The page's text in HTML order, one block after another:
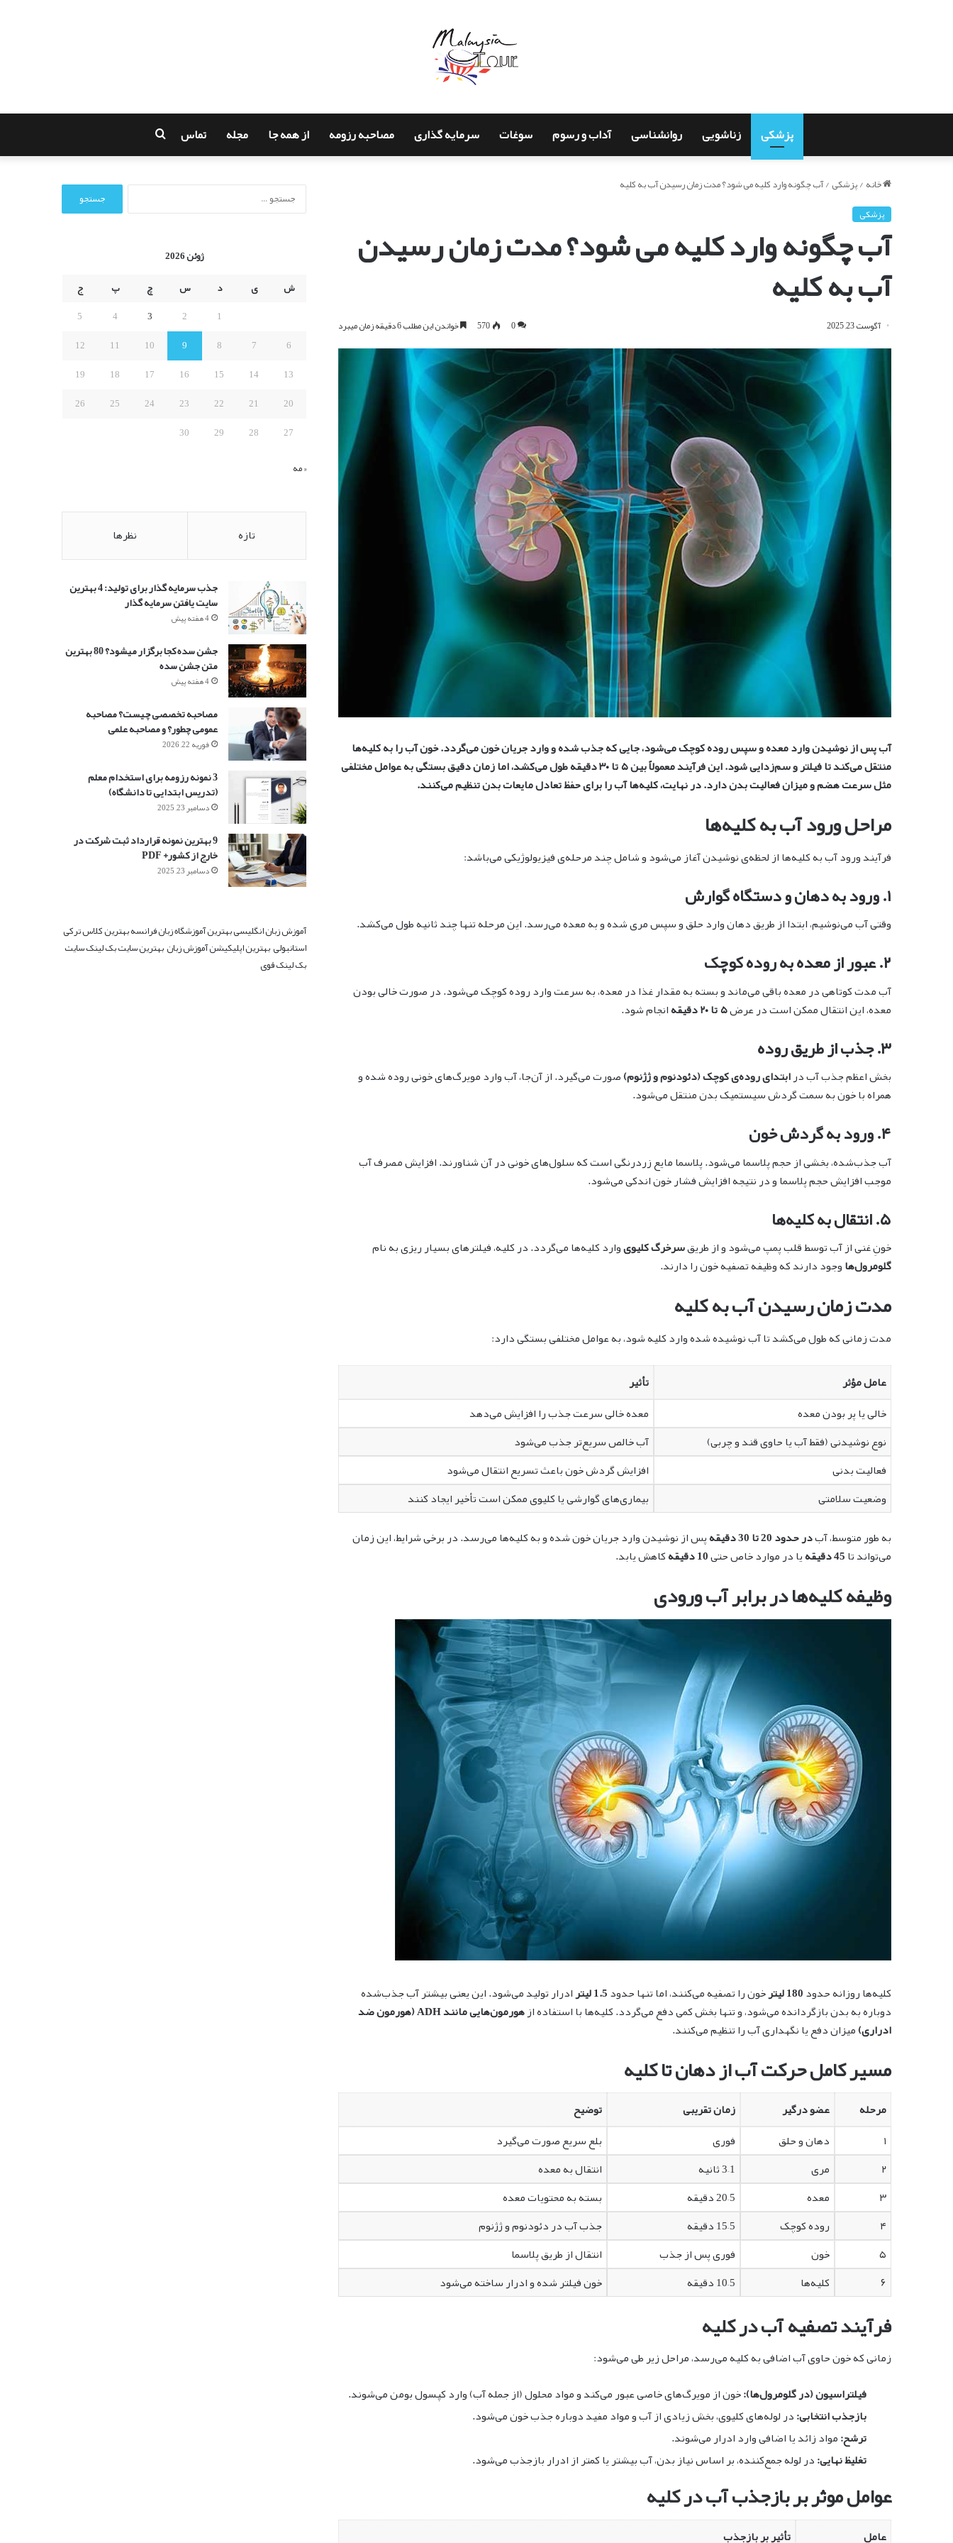
پزشکی زناشویی روانشناسی آداب و رسوم سوغات سرمایه گذاری مصاحبه رزومه از همه جا مجله تماس
خانه/پزشکی/آب چگونه وارد کلیه می شود؟ مدت زمان رسیدن آب به کلیه
پزشکی
آب چگونه وارد کلیه می شود؟ مدت زمان رسیدن
آب به کلیه
آگوست 23, 2025 0
570 خواندن این مطلب 6 دقیقه زمان میبرد
آب پس از نوشیدن وارد معده و سپس روده کوچک می‌شود، جایی که جذب شده و وارد جریان خون می‌گردد. خون آب را به کلیه‌ها
منتقل می‌کند تا فیلتر و سم‌زدایی شود. این فرآیند معمولاً بین ۵ تا ۳۰ دقیقه طول می‌کشد، اما زمان دقیق بستگی به عوامل مختلفی
مثل سرعت هضم و میزان فعالیت بدن دارد. در نهایت، کلیه‌ها آب را برای حفظ تعادل مایعات بدن تنظیم می‌کنند.
مراحل ورود آب به کلیه‌ها
فرآیند ورود آب به کلیه‌ها از لحظه‌ی نوشیدن آغاز می‌شود و شامل چند مرحله‌ی فیزیولوژیکی می‌باشد:
۱. ورود به دهان و دستگاه گوارش
وقتی آب می‌نوشیم، ابتدا از طریق دهان وارد حلق و سپس مری شده و به معده می‌رسد. این مرحله تنها چند ثانیه طول می‌کشد.
۲. عبور از معده به روده کوچک
آب مدت کوتاهی در معده باقی می‌ماند و بسته به مقدار غذا در معده، به سرعت وارد روده کوچک می‌شود. در صورت خالی بودن
معده، این انتقال ممکن است در عرض۵ تا ۲۰ دقیقه انجام شود.
۳. جذب از طریق روده
بخش اعظم جذب آب درابتدای روده‌ی کوچک (دئودنوم و ژژنوم)صورت می‌گیرد. از آن‌جا، آب وارد مویرگ‌های خونی روده شده و
همراه با خون به سمت گردش سیستمیک بدن منتقل می‌شود.
۴. ورود به گردش خون
آب جذب‌شده، بخشی از حجم پلاسما می‌شود. پلاسما مایع زردرنگی است که سلول‌های خونی در آن شناورند. افزایش مصرف آب
موجب افزایش حجم پلاسما و در نتیجه افزایش فشار خون اندکی می‌شود.
۵. انتقال به کلیه‌ها
خونِ غنی از آب توسط قلب پمپ می‌شود و از طریقسرخرگ کلیویوارد کلیه‌ها می‌گردد. در کلیه، فیلترهای بسیار ریزی به نام
گلومرول‌هاوجود دارند که وظیفه تصفیه خون را دارند.
مدت زمان رسیدن آب به کلیه
مدت زمانی که طول می‌کشد تا آب نوشیده شده وارد کلیه شود، به عوامل مختلفی بستگی دارد:
عامل مؤثر
تأثیر
خالی یا پر بودن معده
معده خالی سرعت جذب را افزایش می‌دهد
نوع نوشیدنی (فقط آب یا حاوی قند و چربی)
آب خالص سریع‌تر جذب می‌شود
فعالیت بدنی
افزایش گردش خون باعث تسریع انتقال می‌شود
وضعیت سلامتی
بیماری‌های گوارشی یا کلیوی ممکن است تأخیر ایجاد کنند
به طور متوسط، آبدر حدود 20 تا 30 دقیقه
پس از نوشیدن وارد جریان خون شده و به کلیه‌ها می‌رسد. در برخی شرایط، این زمان
می‌تواند تا45 دقیقه یا در موارد خاص حتی10 دقیقه کاهش یابد.
وظیفه کلیه‌ها در برابر آب ورودی
کلیه‌ها روزانه حدود180 لیتر خون را تصفیه می‌کنند، اما تنها حدود1.5 لیتر
ادرار تولید می‌شود. این یعنی بیشتر آب جذب‌شده
دوباره به بدن بازگردانده می‌شود، و تنها بخش کمی دفع می‌گردد. کلیه‌ها با استفاده از
هورمون‌هایی مانند ADH (هورمون ضد
ادراری)میزان دفع یا نگهداری آب را تنظیم می‌کنند.
مسیر کامل حرکت آب از دهان تا کلیه
مرحله عضو درگیر زمان تقریبی
توضیح
۱
دهان و حلق فوری
بلع سریع صورت می‌گیرد
۲
مری 1–3 ثانیه
انتقال به معده
۳
معده 5–20 دقیقه
بسته به محتویات معده
۴
روده کوچک 5–15 دقیقه
جذب آب در دئودنوم و ژژنوم
۵
خون فوری پس از جذب
انتقال از طریق پلاسما
۶
کلیه‌ها 5–10 دقیقه خون فیلتر شده و ادرار ساخته می‌شود
فرآیند تصفیه آب در کلیه
زمانی که خون حاوی آب اضافی به کلیه می‌رسد، مراحل زیر طی می‌شود:
فیلتراسیون (در گلومرول‌ها):خون از مویرگ‌های خاصی عبور می‌کند و مواد محلول (از جمله آب) وارد کپسول بومن می‌شوند.
بازجذب انتخابی:در لوله‌های کلیوی، بخش زیادی از آب و مواد مفید دوباره جذب خون می‌شود.
ترشح:مواد زائد یا اضافی وارد ادرار می‌شوند.
تغلیظ نهایی:در لوله جمع‌کننده، بر اساس نیاز بدن، آب بیشتر یا کمتر از ادرار بازجذب می‌شود.
عوامل موثر بر بازجذب آب در کلیه
عامل تأثیر بر بازجذب
ج
ژوئن 2026
ش
ی د س چ پ
ج
1
2
3
4
5
6
7
8
9
10
11
12
13
14
15
16
17
18
19
20
21
22
23
24
25
26
27
28
29
30
« مه
تازه نظرها
جذب سرمایه گذار برای تولید: 4 بهترین
سایت یافتن سرمایه گذار
4 هفته پیش
جشن سده کجا برگزار میشود؟ 80 بهترین
متن جشن سده
4 هفته پیش
مصاحبه تخصصی چیست؟ مصاحبه
عمومی چطور؟ و مصاحبه علمی
فوریه 22, 2026
3 نمونه رزومه برای استخدام معلم
(تدریس ابتدایی تا دانشگاه)
دسامبر 23, 2025
9 بهترین نمونه قرارداد ثبت شرکت در
خارج از کشور+ PDF
دسامبر 23, 2025
آموزش زبان انگلیسیبهترین آموزشگاه زبان فرانسهبهترین کلاس ترکی
استانبولیبهترین اپلیکیشن آموزش زبانبهترین سایت بک لینکسایت
بک لینک قوی